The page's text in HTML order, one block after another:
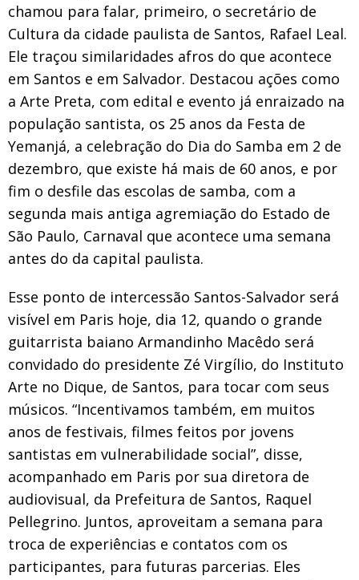
chamou para falar, primeiro, o secretário de
Cultura da cidade paulista de Santos, Rafael Leal.
Ele traçou similaridades afros do que acontece
em Santos e em Salvador. Destacou ações como
a Arte Preta, com edital e evento já enraizado na
população santista, os 25 anos da Festa de
Yemanjá, a celebração do Dia do Samba em 2 de
dezembro, que existe há mais de 60 anos, e por
fim o desfile das escolas de samba, com a
segunda mais antiga agremiação do Estado de
São Paulo, Carnaval que acontece uma semana
antes do da capital paulista.
Esse ponto de intercessão Santos-Salvador será
visível em Paris hoje, dia 12, quando o grande
guitarrista baiano Armandinho Macêdo será
convidado do presidente Zé Virgílio, do Instituto
Arte no Dique, de Santos, para tocar com seus
músicos. “Incentivamos também, em muitos
anos de festivais, filmes feitos por jovens
santistas em vulnerabilidade social”, disse,
acompanhado em Paris por sua diretora de
audiovisual, da Prefeitura de Santos, Raquel
Pellegrino. Juntos, aproveitam a semana para
troca de experiências e contatos com os
participantes, para futuras parcerias. Eles